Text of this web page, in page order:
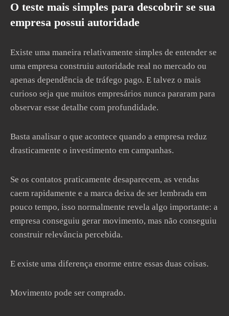
O teste mais simples para descobrir se sua
empresa possui autoridade
Existe uma maneira relativamente simples de entender se
uma empresa construiu autoridade real no mercado ou
apenas dependência de tráfego pago. E talvez o mais
curioso seja que muitos empresários nunca pararam para
observar esse detalhe com profundidade.
Basta analisar o que acontece quando a empresa reduz
drasticamente o investimento em campanhas.
Se os contatos praticamente desaparecem, as vendas
caem rapidamente e a marca deixa de ser lembrada em
pouco tempo, isso normalmente revela algo importante: a
empresa conseguiu gerar movimento, mas não conseguiu
construir relevância percebida.
E existe uma diferença enorme entre essas duas coisas.
Movimento pode ser comprado.